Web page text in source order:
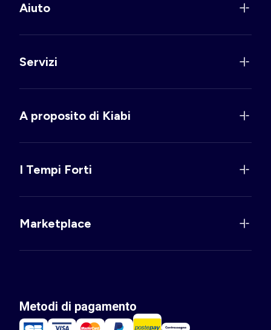
Aiuto
Servizi
A proposito di Kiabi
I Tempi Forti
Marketplace
Metodi di pagamento